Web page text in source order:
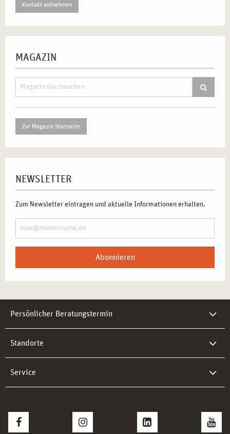
Kontakt aufnehmen
MAGAZIN
Zur Magazin Startseite
NEWSLETTER
Zum Newsletter eintragen und aktuelle Informationen erhalten.
Abonnieren
Persönlicher Beratungstermin
Standorte
Service